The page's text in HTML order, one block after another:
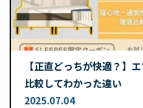
【正直どっちが快適？】
比較してわかった違い
2025.07.04